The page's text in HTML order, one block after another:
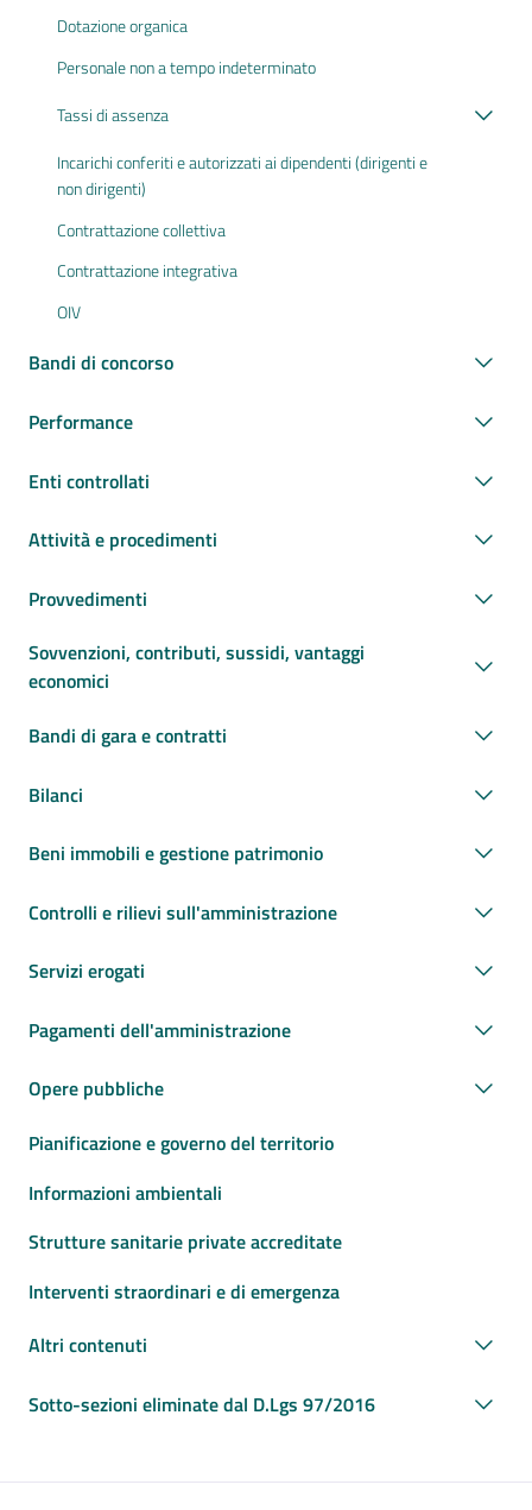
Dotazione organica
Personale non a tempo indeterminato
Tassi di assenza
Incarichi conferiti e autorizzati ai dipendenti (dirigenti e
non dirigenti)
Contrattazione collettiva
Contrattazione integrativa
OIV
Bandi di concorso
Performance
Enti controllati
Attività e procedimenti
Provvedimenti
Sovvenzioni, contributi, sussidi, vantaggi
economici
Bandi di gara e contratti
Bilanci
Beni immobili e gestione patrimonio
Controlli e rilievi sull'amministrazione
Servizi erogati
Pagamenti dell'amministrazione
Opere pubbliche
Pianificazione e governo del territorio
Informazioni ambientali
Strutture sanitarie private accreditate
Interventi straordinari e di emergenza
Altri contenuti
Sotto-sezioni eliminate dal D.Lgs 97/2016